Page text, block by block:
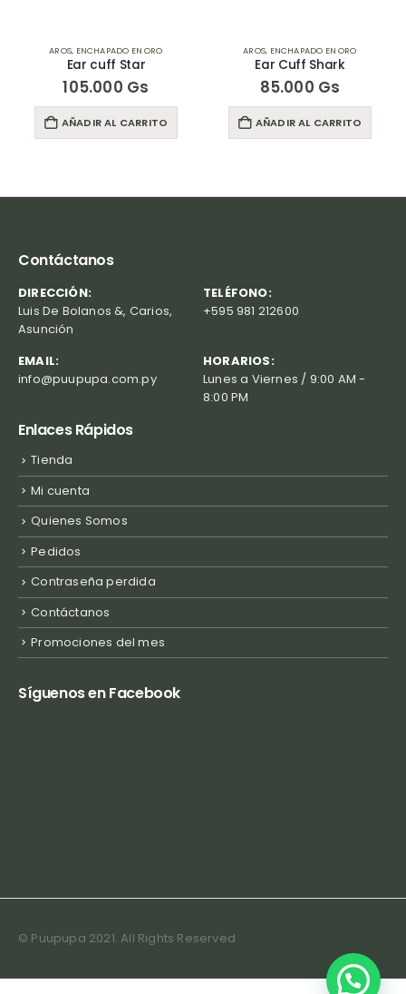
AROS, ENCHAPADO EN ORO
Ear cuff Star
105.000 Gs
AÑADIR AL CARRITO
AROS, ENCHAPADO EN ORO
Ear Cuff Shark
85.000 Gs
AÑADIR AL CARRITO
Contáctanos
DIRECCIÓN:
Luis De Bolanos &, Carios,
Asunción
TELÉFONO:
+595 981 212600
EMAIL:
info@puupupa.com.py
HORARIOS:
Lunes a Viernes / 9:00 AM -
8:00 PM
Enlaces Rápidos
Tienda
Mi cuenta
Quienes Somos
Pedidos
Contraseña perdida
Contáctanos
Promociones del mes
Síguenos en Facebook
© Puupupa 2021. All Rights Reserved